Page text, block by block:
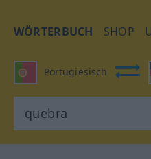
WÖRTERBUCH SHOP
Portugiesisch